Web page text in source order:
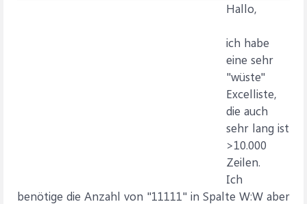
Hallo,
ich habe
eine sehr
"wüste"
Excelliste,
die auch
sehr lang ist
>10.000
Zeilen.
Ich
benötige die Anzahl von "11111" in Spalte W:W aber